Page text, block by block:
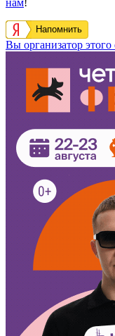
нам!
Напомнить
Вы организатор этого